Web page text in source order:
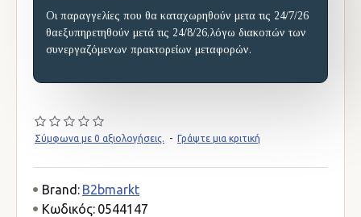
Οι παραγγελίες που θα καταχωρηθούν μετα τις 24/7/26
θαεξυπηρετηθούν μετά τις 24/8/26,λόγω διακοπών των
συνεργαζόμενων πρακτορείων μεταφορών.
Σύμφωνα με 0 αξιολογήσεις. - Γράψτε μια κριτική
Brand: B2bmarkt
Κωδικός: 0544147